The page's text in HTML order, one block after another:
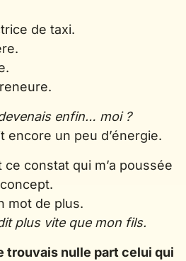
de taxi.
enfin… moi ?
encore un peu d’énergie.
ce constat qui m’a poussée
mot de plus.
plus vite que mon fils.
trouvais nulle part celui qui